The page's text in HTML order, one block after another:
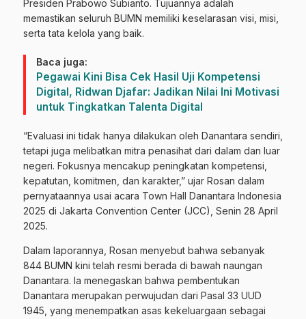
Presiden Prabowo Subianto. Tujuannya adalah
memastikan seluruh BUMN memiliki keselarasan visi, misi,
serta tata kelola yang baik.
Baca juga:
Pegawai Kini Bisa Cek Hasil Uji Kompetensi
Digital, Ridwan Djafar: Jadikan Nilai Ini Motivasi
untuk Tingkatkan Talenta Digital
“Evaluasi ini tidak hanya dilakukan oleh Danantara sendiri,
tetapi juga melibatkan mitra penasihat dari dalam dan luar
negeri. Fokusnya mencakup peningkatan kompetensi,
kepatutan, komitmen, dan karakter,” ujar Rosan dalam
pernyataannya usai acara Town Hall Danantara Indonesia
2025 di Jakarta Convention Center (JCC), Senin 28 April
2025.
Dalam laporannya, Rosan menyebut bahwa sebanyak
844 BUMN kini telah resmi berada di bawah naungan
Danantara. Ia menegaskan bahwa pembentukan
Danantara merupakan perwujudan dari Pasal 33 UUD
1945, yang menempatkan asas kekeluargaan sebagai